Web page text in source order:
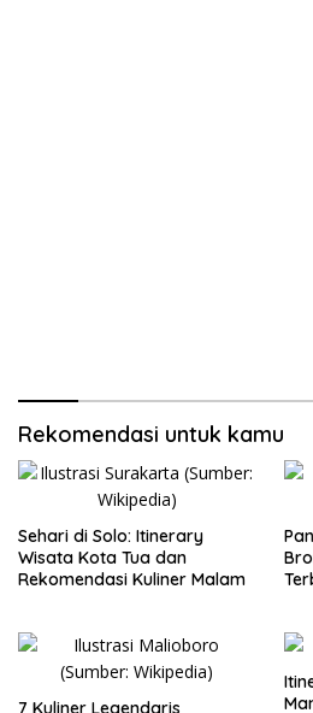
Rekomendasi untuk kamu
Sehari di Solo: Itinerary
Wisata Kota Tua dan
Rekomendasi Kuliner Malam
7 Kuliner Legendaris